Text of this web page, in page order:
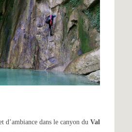
d’ambiance dans le canyon du Val